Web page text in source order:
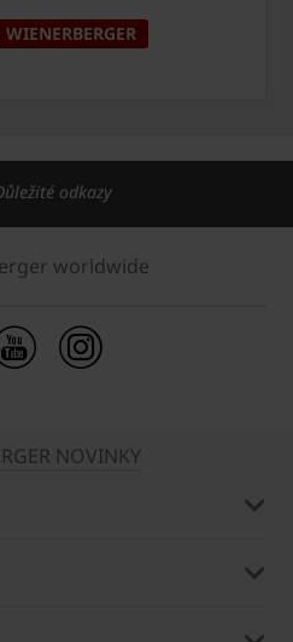
odkazy
worldwide
NOVINKY